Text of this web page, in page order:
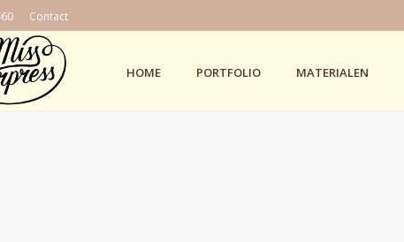
Contact
HOME PORTFOLIO MATERIALEN